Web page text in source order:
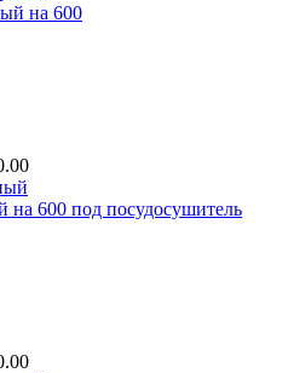
на 600
600 под посудосушитель